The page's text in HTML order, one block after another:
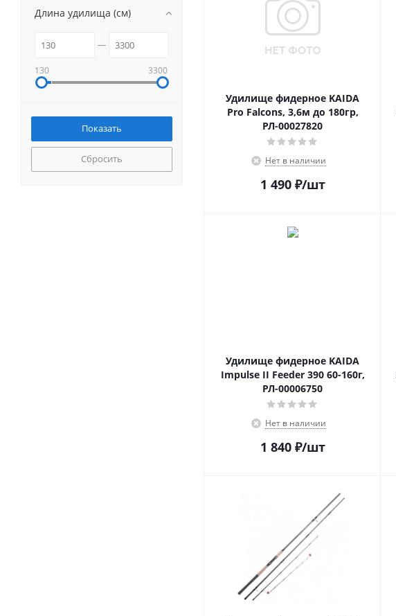
Удилище фидерное KAIDA
Pro Falcons, 3,6м до 180гр,
РЛ-00027820
Нет в наличии
1 490₽/шт
Удилище фидерное KAIDA
Impulse II Feeder 390 60-160г,
РЛ-00006750
Нет в наличии
1 840₽/шт
Длина удилища (см)
130 3300
Сбросить